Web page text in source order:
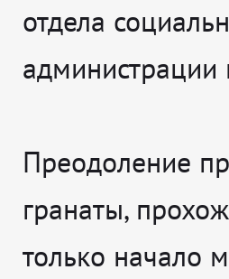
отдела
администрации
Преодоление
гранаты,
только начало